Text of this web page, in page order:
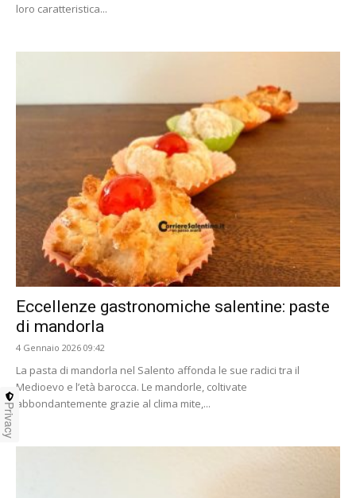
loro caratteristica...
Eccellenze gastronomiche salentine: paste
di mandorla
4 Gennaio 2026 09:42
La pasta di mandorla nel Salento affonda le sue radici tra il
Medioevo e l’età barocca. Le mandorle, coltivate
abbondantemente grazie al clima mite,...
Privacy